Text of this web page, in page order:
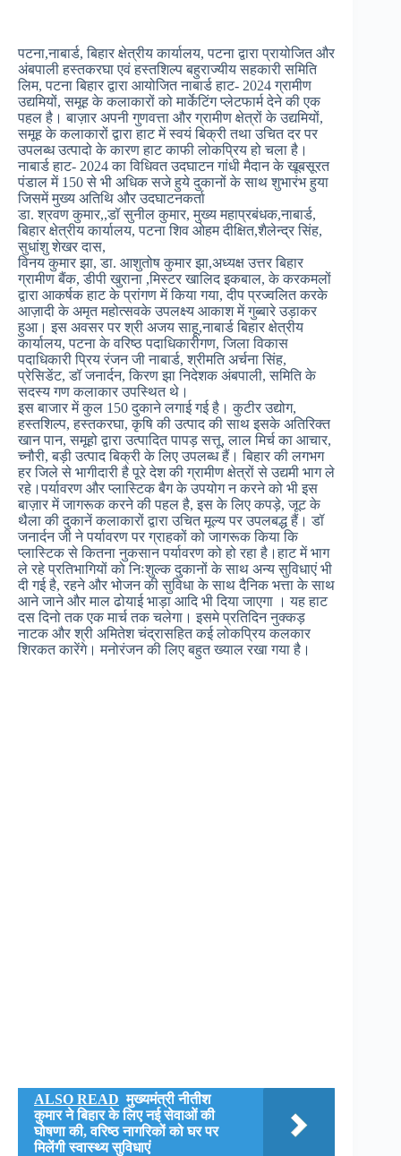
पटना,नाबार्ड, बिहार क्षेत्रीय कार्यालय, पटना द्वारा प्रायोजित और
अंबपाली हस्तकरघा एवं हस्तशिल्प बहुराज्यीय सहकारी समिति
लिम, पटना बिहार द्वारा आयोजित नाबार्ड हाट- 2024 ग्रामीण
उद्यमियों, समूह के कलाकारों को मार्केटिंग प्लेटफार्म देने की एक
पहल है। बाज़ार अपनी गुणवत्ता और ग्रामीण क्षेत्रों के उद्यमियों,
समूह के कलाकारों द्वारा हाट में स्वयं बिक्री तथा उचित दर पर
उपलब्ध उत्पादो के कारण हाट काफी लोकप्रिय हो चला है।
नाबार्ड हाट- 2024 का विधिवत उदघाटन गांधी मैदान के खूबसूरत
पंडाल में 150 से भी अधिक सजे हुये दुकानों के साथ शुभारंभ हुया
जिसमें मुख्य अतिथि और उदघाटनकर्ता
डा. श्रवण कुमार,,डॉ सुनील कुमार, मुख्य महाप्रबंधक,नाबार्ड,
बिहार क्षेत्रीय कार्यालय, पटना शिव ओहम दीक्षित,शैलेन्द्र सिंह,
सुधांशु शेखर दास,
विनय कुमार झा, डा. आशुतोष कुमार झा,अध्यक्ष उत्तर बिहार
ग्रामीण बैंक, डीपी खुराना ,मिस्टर खालिद इकबाल, के करकमलों
द्वारा आकर्षक हाट के प्रांगण में किया गया, दीप प्रज्वलित करके
आज़ादी के अमृत महोत्सवके उपलक्ष्य आकाश में गुब्बारे उड़ाकर
हुआ। इस अवसर पर श्री अजय साहू,नाबार्ड बिहार क्षेत्रीय
कार्यालय, पटना के वरिष्ठ पदाधिकारीगण, जिला विकास
पदाधिकारी प्रिय रंजन जी नाबार्ड, श्रीमति अर्चना सिंह,
प्रेसिडेंट, डॉ जनार्दन, किरण झा निदेशक अंबपाली, समिति के
सदस्य गण कलाकार उपस्थित थे।
इस बाजार में कुल 150 दुकाने लगाई गई है। कुटीर उद्योग,
हस्तशिल्प, हस्तकरघा, कृषि की उत्पाद की साथ इसके अतिरिक्त
खान पान, समूहो द्वारा उत्पादित पापड़ सत्तू, लाल मिर्च का आचार,
च्नौरी, बड़ी उत्पाद बिक्री के लिए उपलब्ध हैं। बिहार की लगभग
हर जिले से भागीदारी है पूरे देश की ग्रामीण क्षेत्रों से उद्यमी भाग ले
रहे।पर्यावरण और प्लास्टिक बैग के उपयोग न करने को भी इस
बाज़ार में जागरूक करने की पहल है, इस के लिए कपड़े, जूट के
थैला की दुकानें कलाकारों द्वारा उचित मूल्य पर उपलबद्ध हैं। डॉ
जनार्दन जी ने पर्यावरण पर ग्राहकों को जागरूक किया कि
प्लास्टिक से कितना नुकसान पर्यावरण को हो रहा है।हाट में भाग
ले रहे प्रतिभागियों को निःशुल्क दुकानों के साथ अन्य सुविधाएं भी
दी गई है, रहने और भोजन की सुविधा के साथ दैनिक भत्ता के साथ
आने जाने और माल ढोयाई भाड़ा आदि भी दिया जाएगा । यह हाट
दस दिनो तक एक मार्च तक चलेगा। इसमे प्रतिदिन नुक्कड़
नाटक और श्री अमितेश चंद्रासहित कई लोकप्रिय कलकार
शिरकत कारेंगे। मनोरंजन की लिए बहुत ख्याल रखा गया है।
ALSO READ मुख्यमंत्री नीतीश
कुमार ने बिहार के लिए नई सेवाओं की
घोषणा की, वरिष्ठ नागरिकों को घर पर
मिलेंगी स्वास्थ्य सुविधाएं